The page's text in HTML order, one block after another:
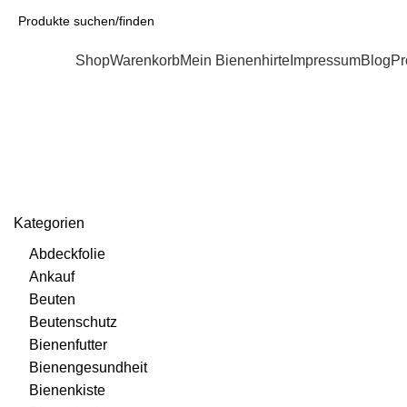
ShopWarenkorbMein Bienenhirte ImpressumBlog
Kategorien
Abdeckfolie
Ankauf
Beuten
Beutenschutz
Bienenfutter
Bienengesundheit
Bienenkiste